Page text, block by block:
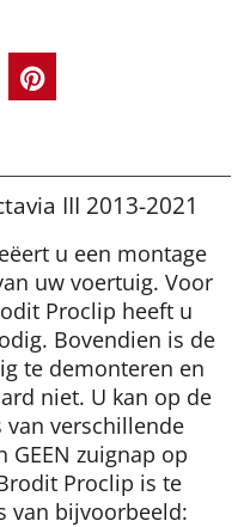
III 2013-2021
u een montage
uw voertuig. Voor
Proclip heeft u
Bovendien is de
te demonteren en
niet. U kan op de
verschillende
GEEN zuignap op
Proclip is te
van bijvoorbeeld: